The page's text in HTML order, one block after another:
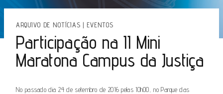
ARQUIVO DE NOTÍCIAS | EVENTOS
Participação na II Mini
Maratona Campus da Justiça
No passado dia 24 de setembro de 2016 pelas 10h00, no Parque das